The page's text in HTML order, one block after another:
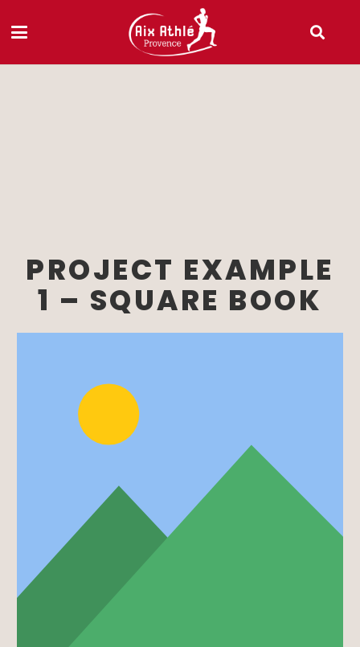
PROJECT EXAMPLE
1 – SQUARE BOOK